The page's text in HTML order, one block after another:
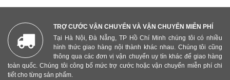
TRỢ CƯỚC VẬN CHUYỂN VÀ VẬN CHUYỂN MIỄN PHÍ
Tại Hà Nội, Đà Nẵng, TP Hồ Chí Minh chúng tôi có nhiều
hình thức giao hàng nội thành khác nhau. Chúng tôi cũng
thông qua các đơn vị vận chuyển uy tín khác để giao hàng
toàn quốc. Chúng tôi công bố mức trợ cước hoặc vận chuyển miễn phí chi
tiết cho từng sản phẩm.